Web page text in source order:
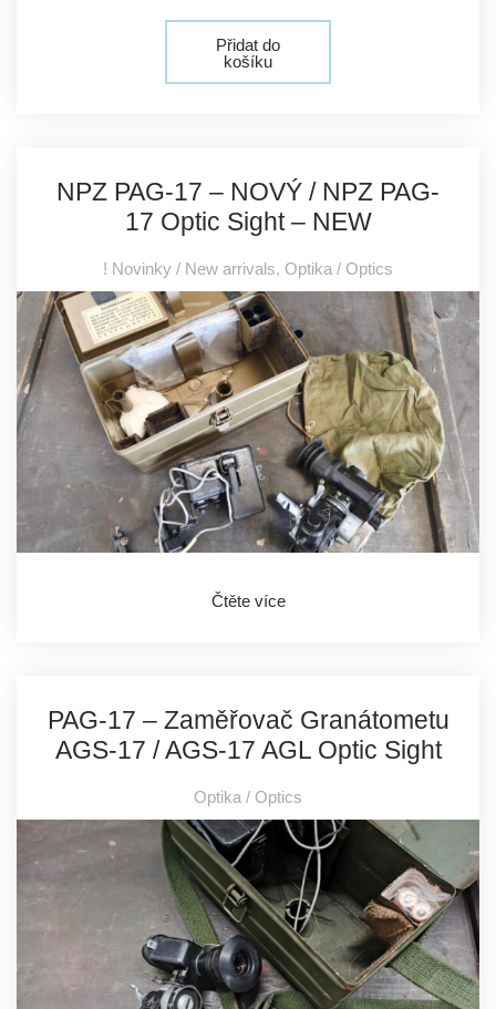
Přidat do
košíku
NPZ PAG-17 – NOVÝ / NPZ PAG-
17 Optic Sight – NEW
! Novinky / New arrivals, Optika / Optics
Čtěte více
PAG-17 – Zaměřovač Granátometu
AGS-17 / AGS-17 AGL Optic Sight
Optika / Optics